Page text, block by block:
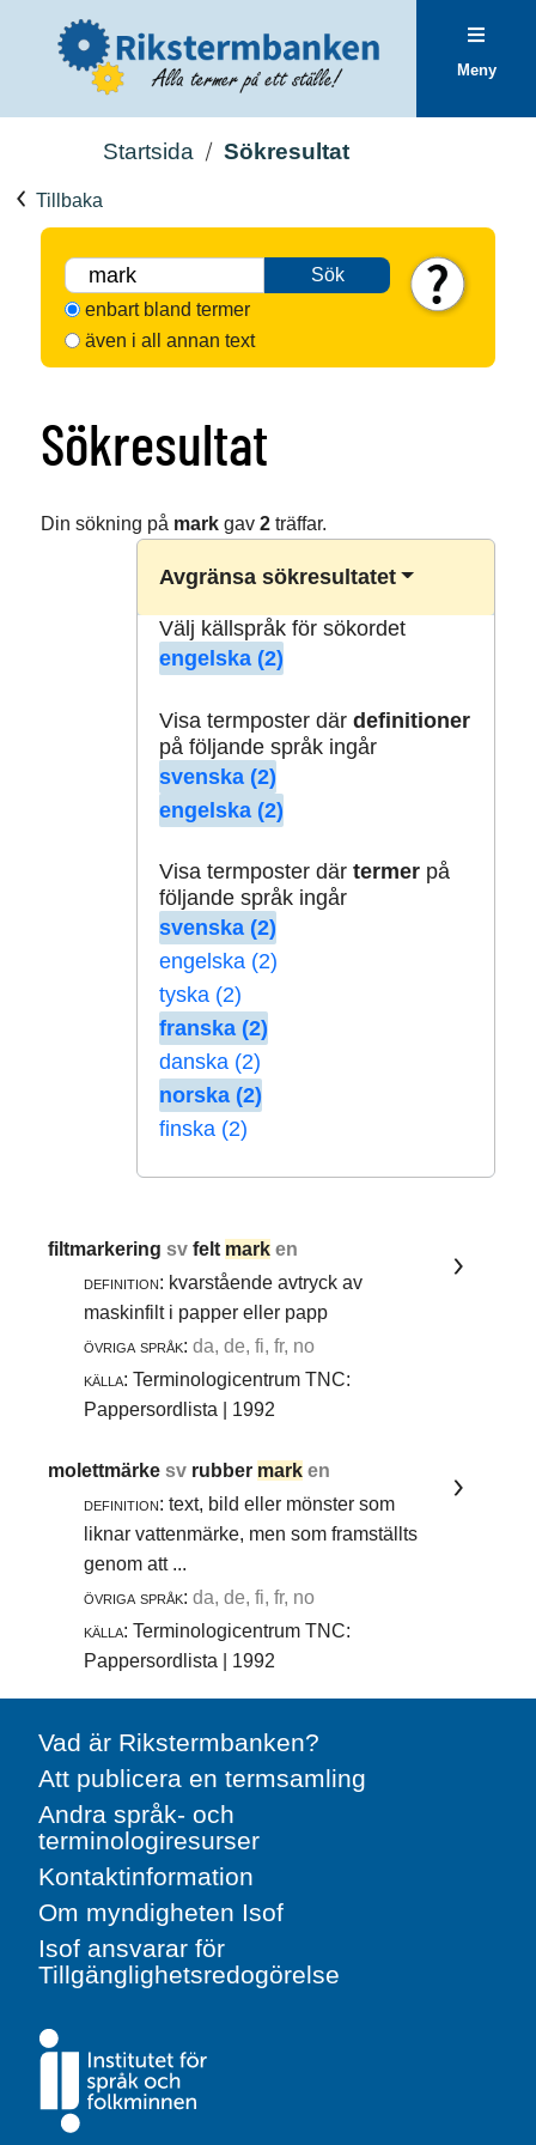
Meny
Startsida Sökresultat
Tillbaka
Sök
enbart bland termer
även i all annan text
Sökresultat
Din sökning på markgav 2träffar.
Avgränsa sökresultatet
Välj källspråk för sökordet
engelska (2)
Visa termposter där definitioner
på följande språk ingår
svenska (2)
engelska (2)
Visa termposter där termerpå
följande språk ingår
svenska (2)
engelska (2)
tyska (2)
franska (2)
danska (2)
norska (2)
finska (2)
filtmarkeringsvfelt mark en
definition: kvarstående avtryck av
maskinfilt i papper eller papp
övriga språk: da, de, fi, fr, no
källa: Terminologicentrum TNC:
Pappersordlista | 1992
molettmärkesv rubber mark en
definition: text, bild eller mönster som
liknar vattenmärke, men som framställts
genom att ...
övriga språk: da, de, fi, fr, no
källa: Terminologicentrum TNC:
Pappersordlista | 1992
Vad är Rikstermbanken?
Att publicera en termsamling
Andra språk- och
terminologiresurser
Kontaktinformation
Om myndigheten Isof
Isof ansvarar för
Tillgänglighetsredogörelse